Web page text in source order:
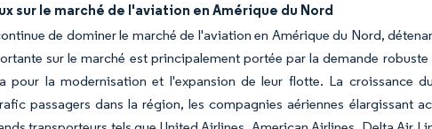
sur le marché de l'aviation en Amérique du Nord
de dominer le marché de l'aviation en Amérique du Nord,
sur le marché est principalement portée par la demande
pour la modernisation et l'expansion de leur flotte. La croissance
passagers dans la région, les compagnies aériennes élargissant